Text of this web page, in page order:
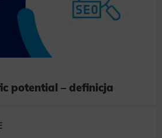
potential – definicja